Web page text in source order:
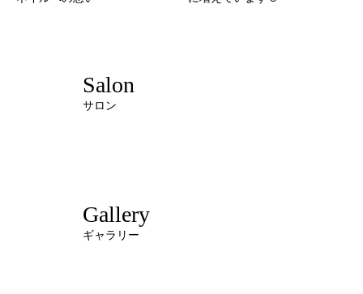
Salon
サロン
Gallery
ギャラリー